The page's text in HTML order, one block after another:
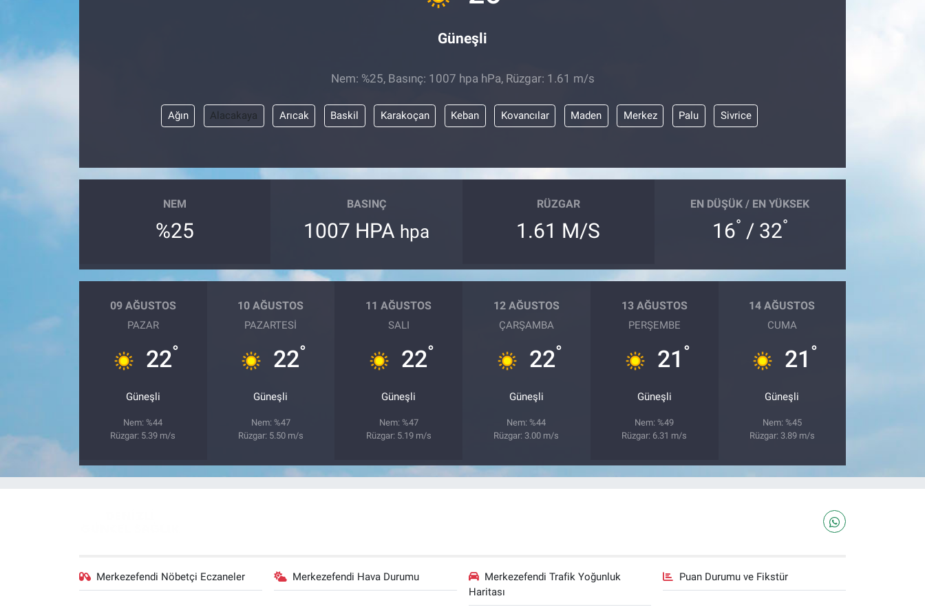
Güneşli
Nem: %25, Basınç: 1007 hpa hPa, Rüzgar: 1.61 m/s
Ağın Alacakaya Arıcak Baskil Karakoçan Keban Kovancılar Maden Merkez Palu Sivrice
NEM
%25
BASINÇ
1007 HPA hpa
RÜZGAR
1.61 M/S
EN DÜŞÜK / EN YÜKSEK
16° / 32°
09 AĞUSTOS
PAZAR
22°
Güneşli
Nem: %44
Rüzgar: 5.39 m/s
10 AĞUSTOS
PAZARTESI
22°
Güneşli
Nem: %47
Rüzgar: 5.50 m/s
11 AĞUSTOS
SALI
22°
Güneşli
Nem: %47
Rüzgar: 5.19 m/s
12 AĞUSTOS
ÇARŞAMBA
22°
Güneşli
Nem: %44
Rüzgar: 3.00 m/s
13 AĞUSTOS
PERŞEMBE
21 °
Güneşli
Nem: %49
Rüzgar: 6.31 m/s
14 AĞUSTOS
CUMA
21 °
Güneşli
Nem: %45
Rüzgar: 3.89 m/s
Merkezefendi Nöbetçi Eczaneler Merkezefendi Hava Durumu
Merkezefendi Trafik Yoğunluk
Haritası
Puan Durumu ve Fikstür